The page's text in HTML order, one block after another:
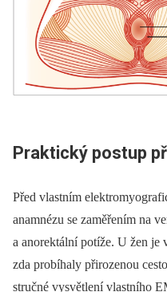
Praktický postup
Před vlastním
anamnézu se zaměřením na
a anorektální potíže. U žen je
zda probíhaly přirozenou
stručné vysvětlení vlastního